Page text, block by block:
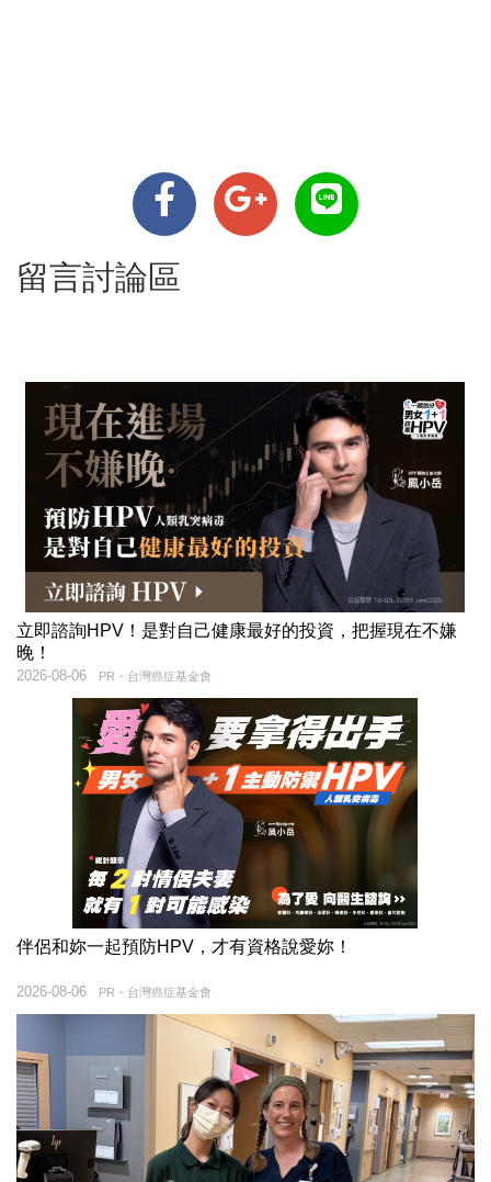
留言討論區
立即諮詢HPV！是對自己健康最好的投資，把握現在不嫌
晚！
PR・台灣癌症基金會
2026-08-06
伴侶和妳一起預防HPV，才有資格說愛妳！
PR・台灣癌症基金會
2026-08-06